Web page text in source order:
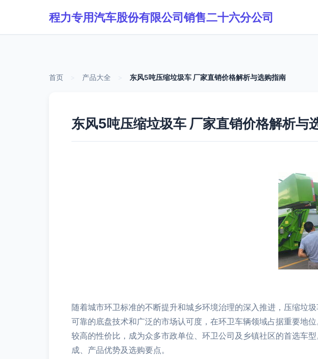
程力专用汽车股份有限公司销售二十六分公司
首页 产品大全 东风5吨压缩垃圾车 厂家直销价格解析与选购指南
东风5吨压缩垃圾车 厂家直销价格解析与
随着城市环卫标准的不断提升和城乡环境治理的深入推进，压缩垃
可靠的底盘技术和广泛的市场认可度，在环卫车辆领域占据重要地
较高的性价比，成为众多市政单位、环卫公司及乡镇社区的首选车
成、产品优势及选购要点。